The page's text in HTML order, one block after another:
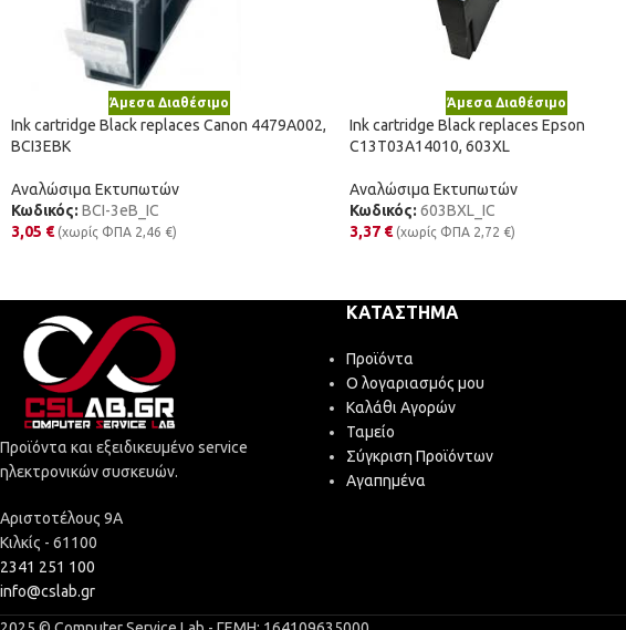
Άμεσα Διαθέσιμο
Ink cartridge Black replaces Canon 4479A002,
BCI3EBK
Αναλώσιμα Εκτυπωτών
Κωδικός: BCI-3eB_IC
3,05 € (χωρίς ΦΠΑ 2,46 €)
Άμεσα Διαθέσιμο
Ink cartridge Black replaces Epson
C13T03A14010, 603XL
Αναλώσιμα Εκτυπωτών
Κωδικός: 603BXL_IC
3,37 € (χωρίς ΦΠΑ 2,72 €)
Προϊόντα και εξειδικευμένο service
ηλεκτρονικών συσκευών.
Αριστοτέλους 9Α
Κιλκίς - 61100
2341 251 100
info@cslab.gr
ΚΑΤΆΣΤΗΜΑ
Προϊόντα
Ο λογαριασμός μου
Καλάθι Αγορών
Ταμείο
Σύγκριση Προϊόντων
Αγαπημένα